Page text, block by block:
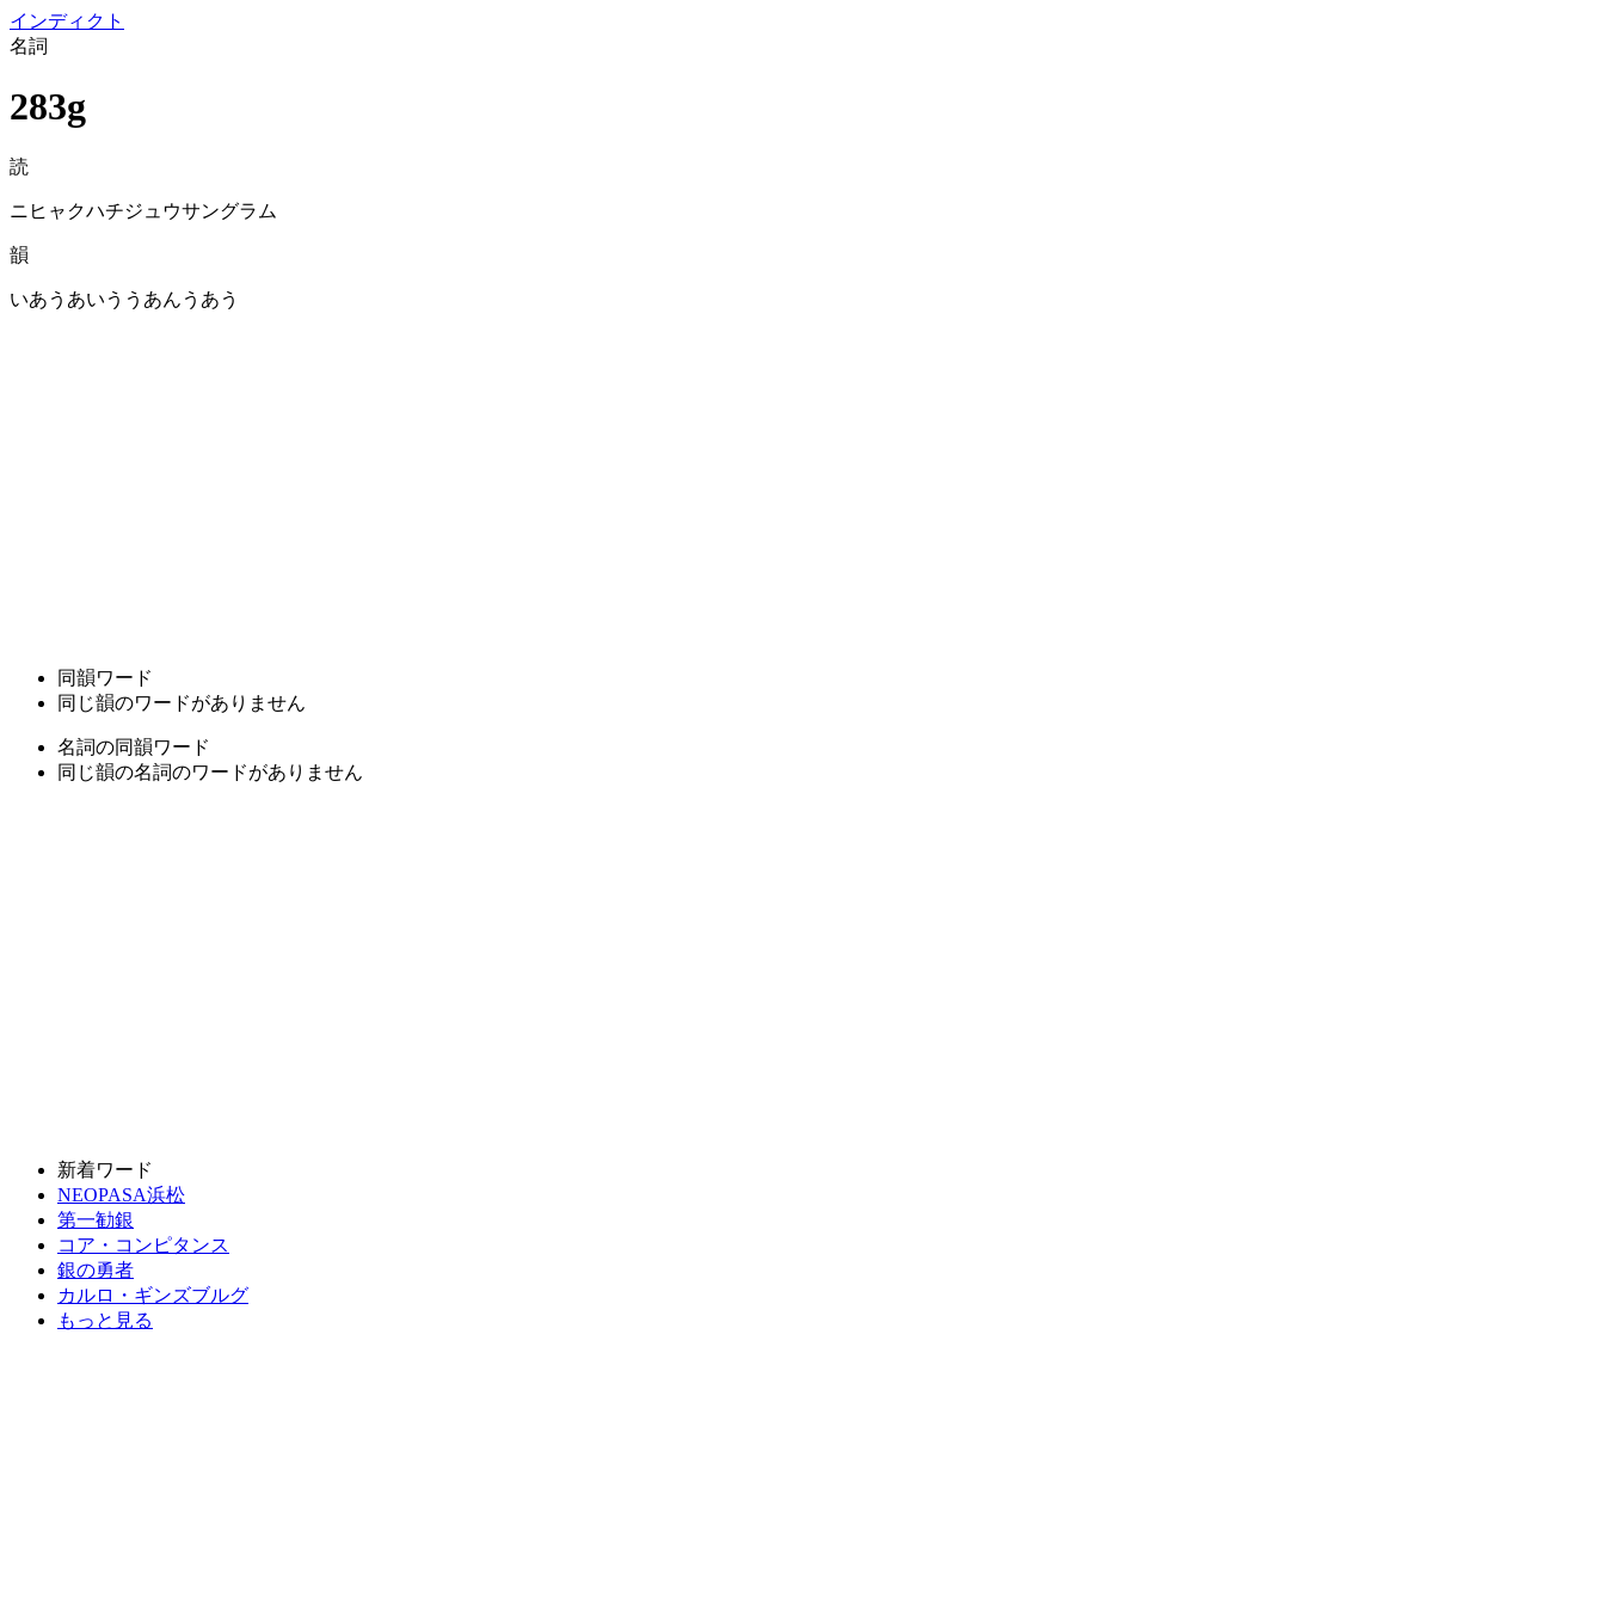
インディクト
名詞
283g
読
ニヒャクハチジュウサングラム
韻
いあうあいううあんうあう
同韻ワード
同じ韻のワードがありません
名詞の同韻ワード
同じ韻の名詞のワードがありません
新着ワード
NEOPASA浜松
第一勧銀
コア・コンピタンス
銀の勇者
カルロ・ギンズブルグ
もっと見る